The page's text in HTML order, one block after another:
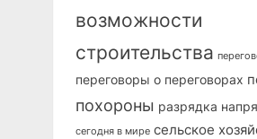
возможности
строительства
переговоры о переговорах
похороны разрядка
сегодня в мире сельское